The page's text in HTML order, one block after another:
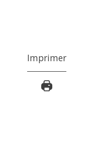
Imprimer